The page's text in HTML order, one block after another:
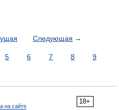
Следующая →
5 6 7 8
9
18+
на сайте